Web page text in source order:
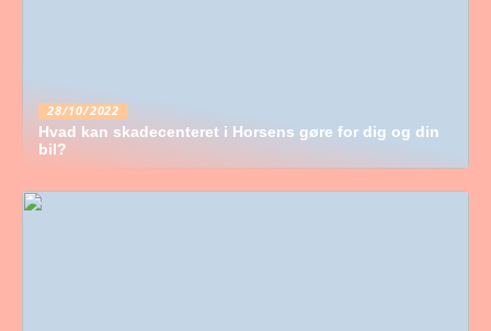
28/10/2022
Hvad kan skadecenteret i Horsens gøre for dig og din
bil?